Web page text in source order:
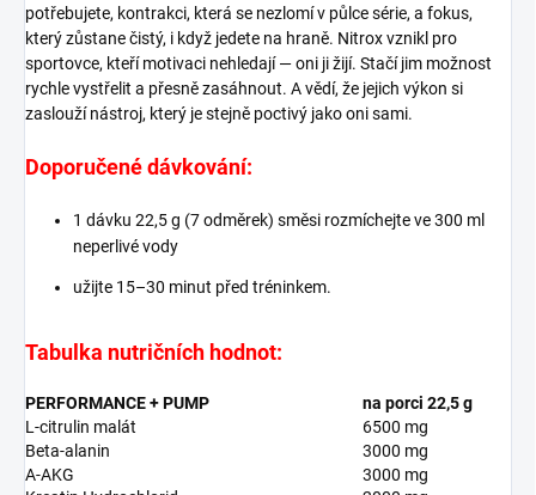
potřebujete, kontrakci, která se nezlomí v půlce série, a fokus,
který zůstane čistý, i když jedete na hraně. Nitrox vznikl pro
sportovce, kteří motivaci nehledají — oni ji žijí. Stačí jim možnost
rychle vystřelit a přesně zasáhnout. A vědí, že jejich výkon si
zaslouží nástroj, který je stejně poctivý jako oni sami.
Doporučené dávkování:
1 dávku 22,5 g (7 odměrek) směsi rozmíchejte ve 300 ml
neperlivé vody
užijte 15–30 minut před tréninkem.
Tabulka nutričních hodnot:
PERFORMANCE + PUMP
na porci 22,5 g
L-citrulin malát
6500 mg
Beta-alanin
3000 mg
A-AKG
3000 mg